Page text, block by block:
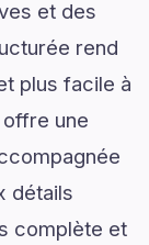
et des
rend
plus facile à
une
détails
complète et